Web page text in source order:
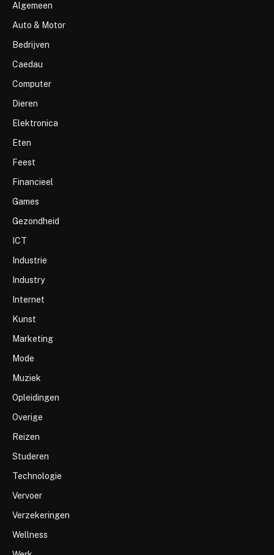
Algemeen
Auto & Motor
Bedrijven
Caedau
Computer
Dieren
Elektronica
Eten
Feest
Financieel
Games
Gezondheid
ICT
Industrie
Industry
Internet
Kunst
Marketing
Mode
Muziek
Opleidingen
Overige
Reizen
Studeren
Technologie
Vervoer
Verzekeringen
Wellness